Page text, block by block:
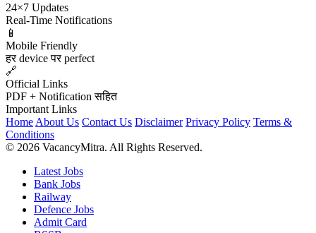
24×7 Updates
Real-Time Notifications
📱
Mobile Friendly
हर device पर perfect
🔗
Official Links
PDF + Notification सहित
Important Links
Home About Us Contact Us Disclaimer Privacy Policy Terms &
Conditions
© 2026 VacancyMitra. All Rights Reserved.
Latest Jobs
Bank Jobs
Railway
Defence Jobs
Admit Card